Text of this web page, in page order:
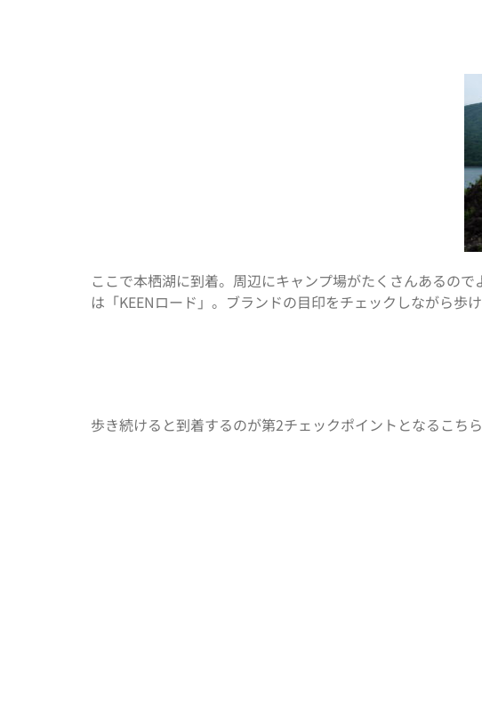
ここで本栖湖に到着。周辺にキャンプ場がたくさんあるの
は「KEENロード」。ブランドの目印をチェックしながら歩け
歩き続けると到着するのが第2チェックポイントとなるこちら